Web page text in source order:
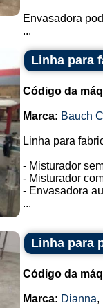
Envasadora
...
Linha para
Código da
Marca: Bauch
Linha para
- Misturador
- Misturador
- Envasadora
...
Linha para
Código da
Marca: Dianna,